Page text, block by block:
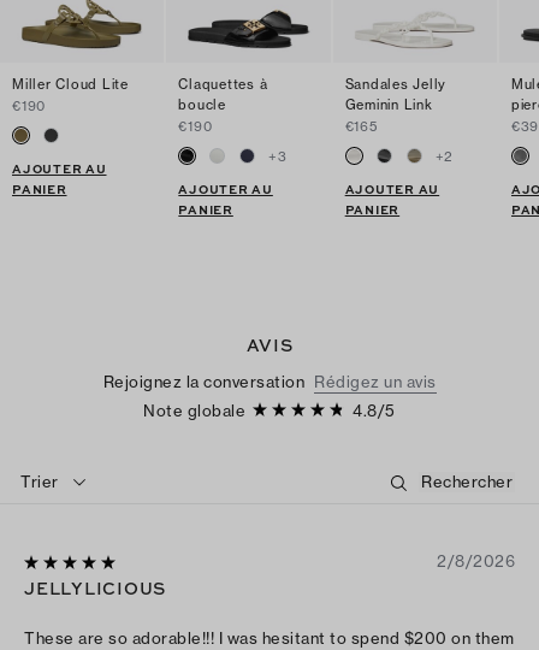
Miller Cloud Lite
€190
AJOUTER AU
PANIER
Claquettes à
boucle
€190
+3
AJOUTER AU
PANIER
Sandales Jelly
Geminin Link
€165
+2
AJOUTER AU
PANIER
AVIS
Rejoignez la conversation Rédigez un avis
Note globale
4.8/5
Trier
2/8/2026
JELLYLICIOUS
These are so adorable!!! I was hesitant to spend $200 on them